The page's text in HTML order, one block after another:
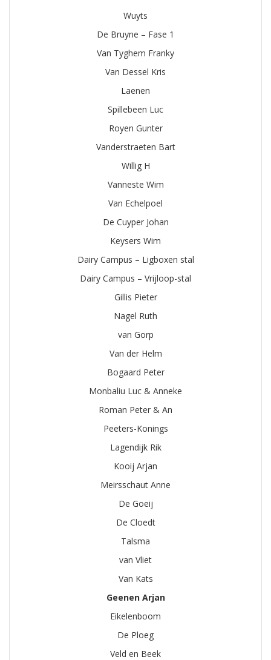
Wuyts
De Bruyne – Fase 1
Van Tyghem Franky
Van Dessel Kris
Laenen
Spillebeen Luc
Royen Gunter
Vanderstraeten Bart
Willig H
Vanneste Wim
Van Echelpoel
De Cuyper Johan
Keysers Wim
Dairy Campus – Ligboxen stal
Dairy Campus – Vrijloop-stal
Gillis Pieter
Nagel Ruth
van Gorp
Van der Helm
Bogaard Peter
Monbaliu Luc & Anneke
Roman Peter & An
Peeters-Konings
Lagendijk Rik
Kooij Arjan
Meirsschaut Anne
De Goeij
De Cloedt
Talsma
van Vliet
Van Kats
Geenen Arjan
Eikelenboom
De Ploeg
Veld en Beek